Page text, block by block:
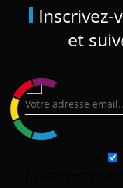
Inscrivez-
et